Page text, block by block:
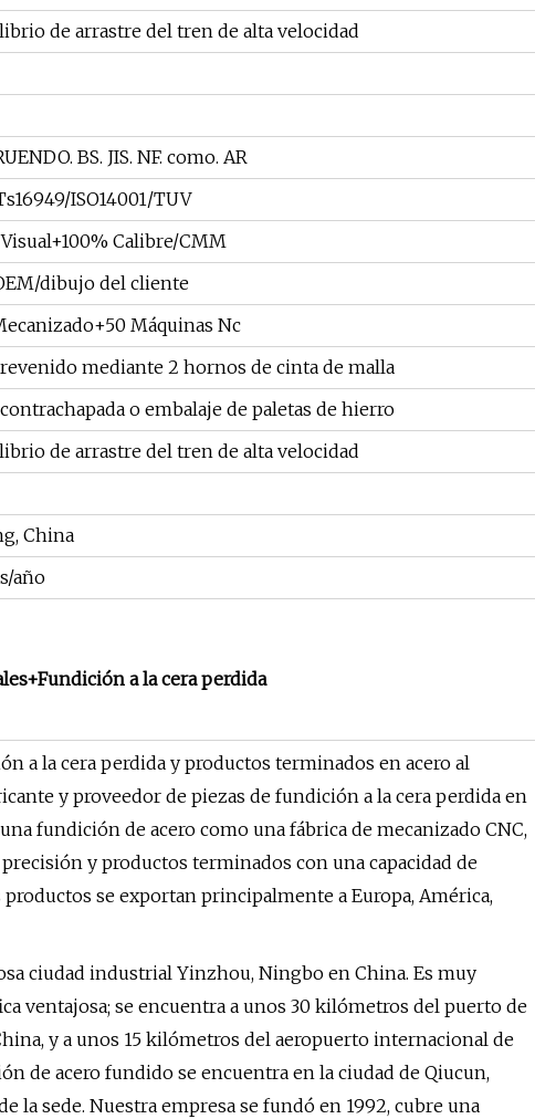
de arrastre del tren de alta velocidad
BS. JIS. NF. como. AR
ISO14001/TUV
Calibre/CMM
dibujo del cliente
Máquinas Nc
mediante 2 hornos de cinta de malla
o embalaje de paletas de hierro
de arrastre del tren de alta velocidad
China
año
a la cera perdida
a la cera perdida y productos terminados en acero al
y proveedor de piezas de fundición a la cera perdida en
fundición de acero como una fábrica de mecanizado CNC,
y productos terminados con una capacidad de
se exportan principalmente a Europa, América,
ciudad industrial Yinzhou, Ningbo en China. Es muy
ventajosa; se encuentra a unos 30 kilómetros del puerto de
y a unos 15 kilómetros del aeropuerto internacional de
de acero fundido se encuentra en la ciudad de Qiucun,
la sede. Nuestra empresa se fundó en 1992, cubre una